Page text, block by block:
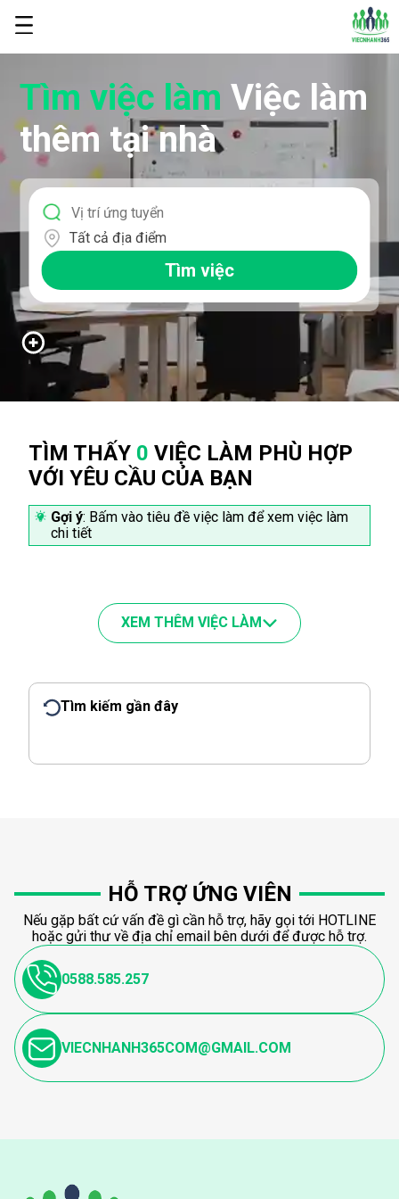
Tìm việc làmViệc làm
thêm tại nhà
Tất cả địa điểm
Tìm việc
TÌM THẤY 0 VIỆC LÀM PHÙ HỢP
VỚI YÊU CẦU CỦA BẠN
Gợi ý: Bấm vào tiêu đề việc làm để xem việc làm
chi tiết
XEM THÊM VIỆC LÀM
Tìm kiếm gần đây
HỖ TRỢ ỨNG VIÊN
Nếu gặp bất cứ vấn đề gì cần hỗ trợ, hãy gọi tới HOTLINE
hoặc gửi thư về địa chỉ email bên dưới để được hỗ trợ.
0588.585.257
VIECNHANH365COM@GMAIL.COM